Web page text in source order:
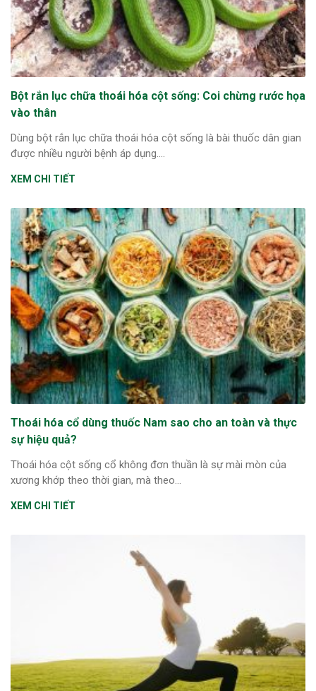
Bột rắn lục chữa thoái hóa cột sống: Coi chừng rước họa
vào thân
Dùng bột rắn lục chữa thoái hóa cột sống là bài thuốc dân gian
được nhiều người bệnh áp dụng....
XEM CHI TIẾT
Thoái hóa cổ dùng thuốc Nam sao cho an toàn và thực
sự hiệu quả?
Thoái hóa cột sống cổ không đơn thuần là sự mài mòn của
xương khớp theo thời gian, mà theo...
XEM CHI TIẾT